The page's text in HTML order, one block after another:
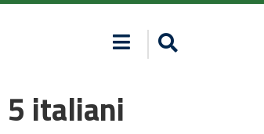
italiani